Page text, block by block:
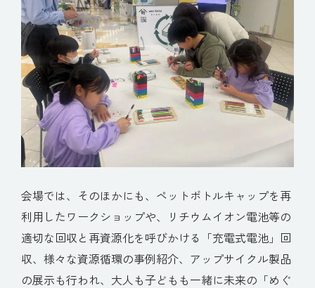
会場では、そのほかにも、ペットボトルキャップを再
利用したワークショップや、リチウムイオン電池等の
適切な回収と再資源化を呼びかける「充電式電池」回
収、様々な資源循環の事例紹介、アップサイクル製品
の展示も行われ、大人も子どもも一緒に未来の「めぐ